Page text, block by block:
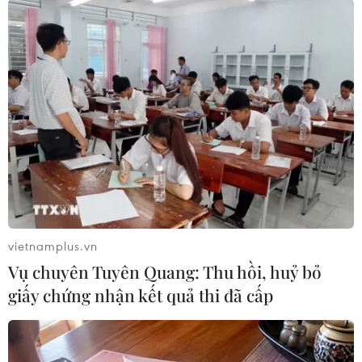
#Thủ tướng Chính phủ
#An ninh
#Năng lượng #Nguyên tử Pháp
Theo dõi VietnamPlus
vietnamplus.vn
Vụ chuyên Tuyên Quang: Thu hồi, huỷ bỏ
giấy chứng nhận kết quả thi đã cấp